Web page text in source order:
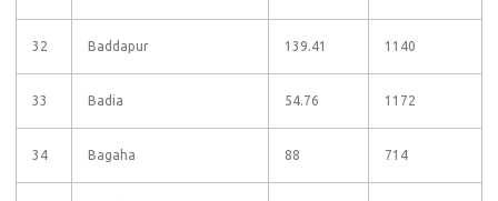
32 Baddapur 139.41 1140
33 Badia 54.76 1172
34 Bagaha 88 714